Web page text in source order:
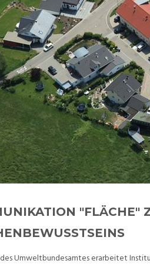
"FLÄCHE"
Umweltbundesamtes erarbeitet